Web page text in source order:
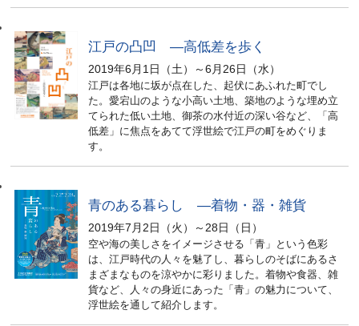
江戸の凸凹 ―高低差を歩く
2019年6月1日（土）～6月26日（水）
江戸は各地に坂が点在した、起伏にあふれた町でし
た。愛宕山のような小高い土地、築地のような埋め立
てられた低い土地、御茶の水付近の深い谷など、「高
低差」に焦点をあてて浮世絵で江戸の町をめぐりま
す。
青のある暮らし ―着物・器・雑貨
2019年7月2日（火）～28日（日）
空や海の美しさをイメージさせる「青」という色彩
は、江戸時代の人々を魅了し、暮らしのそばにあるさ
まざまなものを涼やかに彩りました。着物や食器、雑
貨など、人々の身近にあった「青」の魅力について、
浮世絵を通して紹介します。